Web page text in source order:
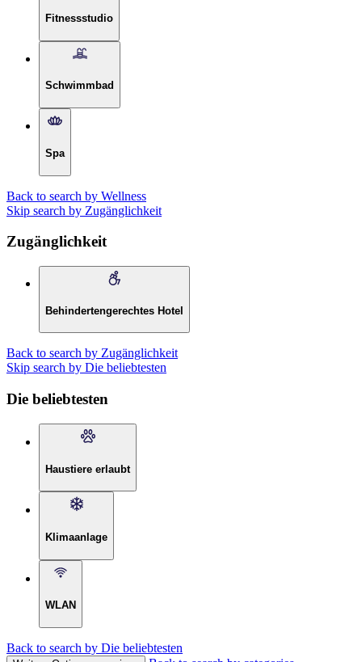
Fitnessstudio
Schwimmbad
Spa
Back to search by Wellness
Skip search by Zugänglichkeit
Zugänglichkeit
Behindertengerechtes Hotel
Back to search by Zugänglichkeit
Skip search by Die beliebtesten
Die beliebtesten
Haustiere erlaubt
Klimaanlage
WLAN
Back to search by Die beliebtesten